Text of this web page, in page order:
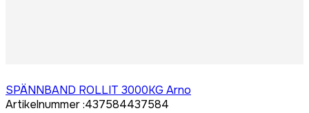
SPÄNNBAND ROLLIT 3000KG Arno
Artikelnummer:437584437584